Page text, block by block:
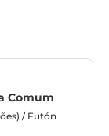
Comum
/ Futón